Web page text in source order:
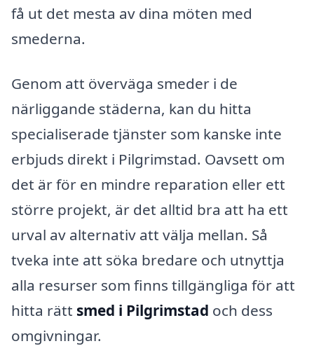
få ut det mesta av dina möten med
smederna.
Genom att överväga smeder i de
närliggande städerna, kan du hitta
specialiserade tjänster som kanske inte
erbjuds direkt i Pilgrimstad. Oavsett om
det är för en mindre reparation eller ett
större projekt, är det alltid bra att ha ett
urval av alternativ att välja mellan. Så
tveka inte att söka bredare och utnyttja
alla resurser som finns tillgängliga för att
hitta rätt smed i Pilgrimstad och dess
omgivningar.